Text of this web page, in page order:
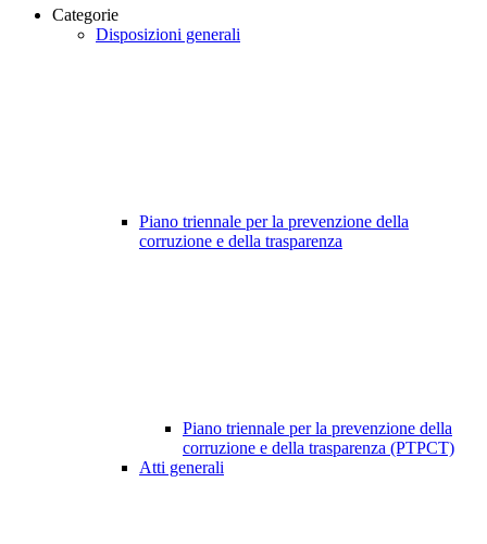
Categorie
Disposizioni generali
Piano triennale per la prevenzione della
corruzione e della trasparenza
Piano triennale per la prevenzione della
corruzione e della trasparenza (PTPCT)
Atti generali